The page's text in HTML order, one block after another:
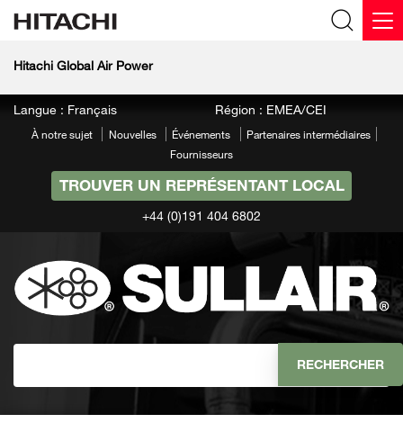
Hitachi Global Air Power
Langue : Français Région : EMEA/CEI
À notre sujet Nouvelles Événements
Partenaires intermédiaires
Fournisseurs
TROUVER UN REPRÉSENTANT LOCAL
+44 (0)191 404 6802